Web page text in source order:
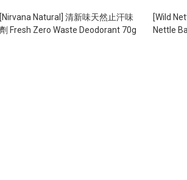
[Nirvana Natural] 清新味天然止汗味
劑 Fresh Zero Waste Deodorant 70g
[Wild
Nettle